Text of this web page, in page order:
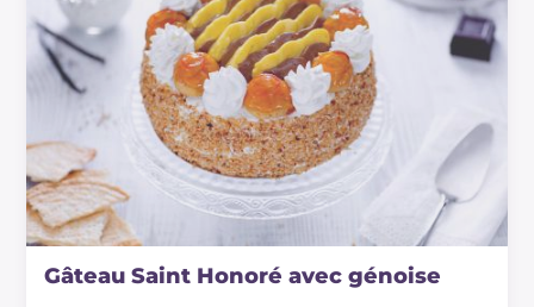
Gâteau Saint Honoré avec génoise